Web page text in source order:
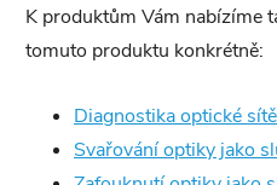
K produktům Vám nabízíme
tomuto produktu konkrétně:
Diagnostika optické
Svařování optiky jako